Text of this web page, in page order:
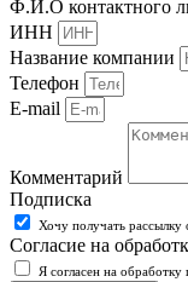
Ф.И.О контактного
ИНН
Название компании
Телефон
E-mail
Комментарий
Подписка
Хочу получать рассылку
Согласие на
Я согласен на